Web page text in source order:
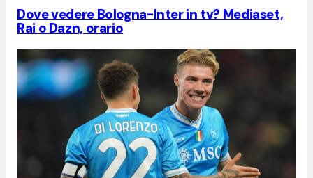
Dove vedere Bologna-Inter in tv? Mediaset,
Rai o Dazn, orario